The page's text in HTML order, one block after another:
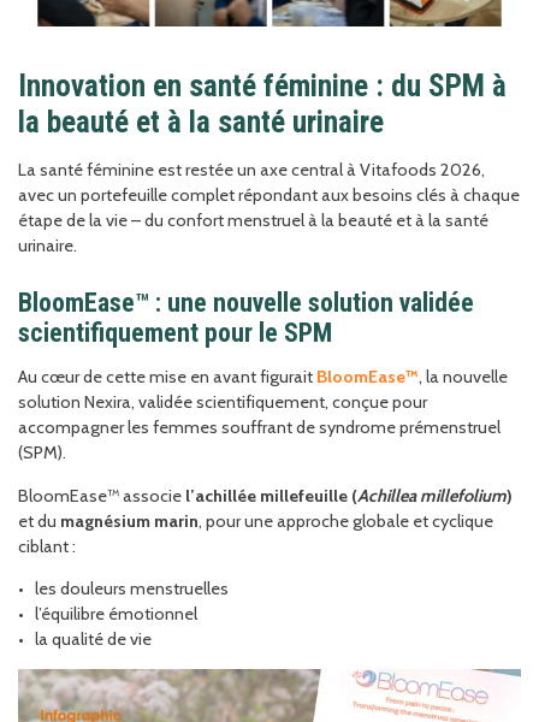
Innovation en santé féminine : du SPM à
la beauté et à la santé urinaire
La santé féminine est restée un axe central à Vitafoods 2026,
avec un portefeuille complet répondant aux besoins clés à chaque
étape de la vie – du confort menstruel à la beauté et à la santé
urinaire.
BloomEase™ : une nouvelle solution validée
scientifiquement pour le SPM
Au cœur de cette mise en avant figurait BloomEase™, la nouvelle
solution Nexira, validée scientifiquement, conçue pour
accompagner les femmes souffrant de syndrome prémenstruel
(SPM).
BloomEase™ associe l’achillée millefeuille (Achillea millefolium)
et du magnésium marin, pour une approche globale et cyclique
ciblant :
les douleurs menstruelles
l’équilibre émotionnel
la qualité de vie